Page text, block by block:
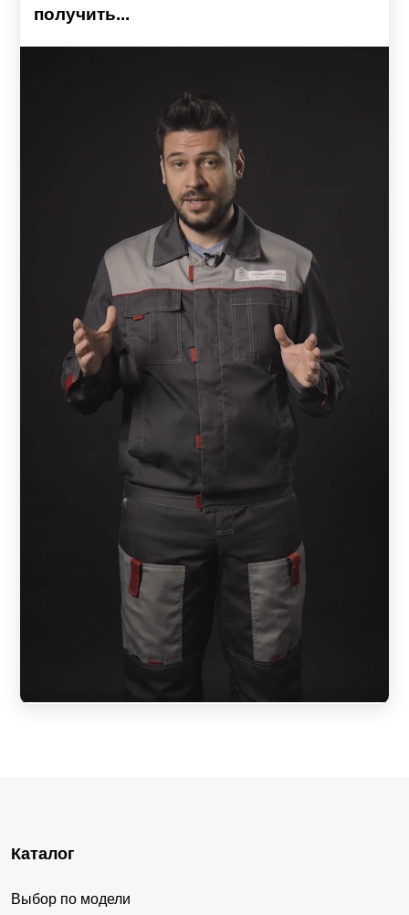
получить...
Каталог
Выбор по модели